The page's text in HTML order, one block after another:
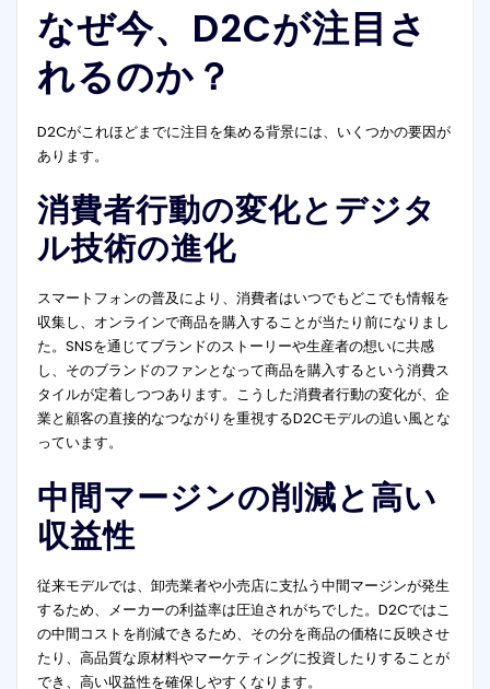
なぜ今、D2Cが注目さ
れるのか？
D2Cがこれほどまでに注目を集める背景には、いくつかの要因が
あります。
消費者行動の変化とデジタ
ル技術の進化
スマートフォンの普及により、消費者はいつでもどこでも情報を
収集し、オンラインで商品を購入することが当たり前になりまし
た。SNSを通じてブランドのストーリーや生産者の想いに共感
し、そのブランドのファンとなって商品を購入するという消費ス
タイルが定着しつつあります。こうした消費者行動の変化が、企
業と顧客の直接的なつながりを重視するD2Cモデルの追い風とな
っています。
中間マージンの削減と高い
収益性
従来モデルでは、卸売業者や小売店に支払う中間マージンが発生
するため、メーカーの利益率は圧迫されがちでした。D2Cではこ
の中間コストを削減できるため、その分を商品の価格に反映させ
たり、高品質な原材料やマーケティングに投資したりすることが
でき、高い収益性を確保しやすくなります。